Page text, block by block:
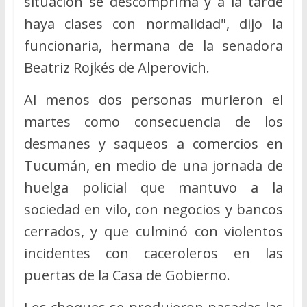
haya clases con normalidad", dijo la
funcionaria, hermana de la senadora
Beatriz Rojkés de Alperovich.
Al menos dos personas murieron el
martes como consecuencia de los
desmanes y saqueos a comercios en
Tucumán, en medio de una jornada de
huelga policial que mantuvo a la
sociedad en vilo, con negocios y bancos
cerrados, y que culminó con violentos
incidentes con caceroleros en las
puertas de la Casa de Gobierno.